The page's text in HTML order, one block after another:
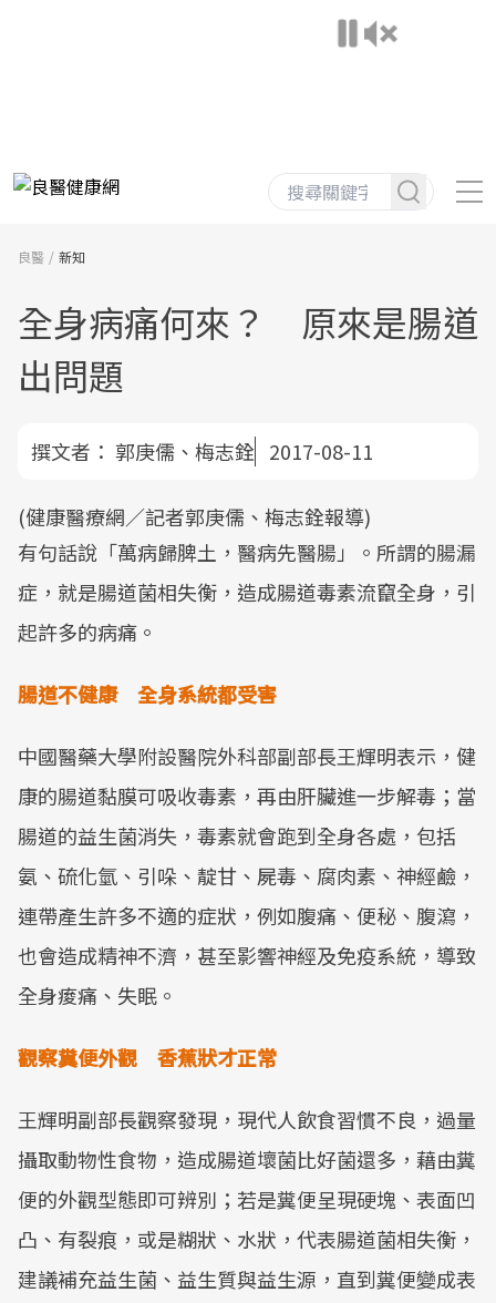
良醫 新知
全身病痛何來？ 原來是腸道
出問題
撰文者： 郭庚儒、梅志銓 2017-08-11
(健康醫療網／記者郭庚儒、梅志銓報導)
有句話說「萬病歸脾土，醫病先醫腸」。所謂的腸漏
症，就是腸道菌相失衡，造成腸道毒素流竄全身，引
起許多的病痛。
腸道不健康 全身系統都受害
中國醫藥大學附設醫院外科部副部長王輝明表示，健
康的腸道黏膜可吸收毒素，再由肝臟進一步解毒；當
腸道的益生菌消失，毒素就會跑到全身各處，包括
氨、硫化氫、引哚、靛甘、屍毒、腐肉素、神經鹼，
連帶產生許多不適的症狀，例如腹痛、便秘、腹瀉，
也會造成精神不濟，甚至影響神經及免疫系統，導致
全身痠痛、失眠。
觀察糞便外觀 香蕉狀才正常
王輝明副部長觀察發現，現代人飲食習慣不良，過量
攝取動物性食物，造成腸道壞菌比好菌還多，藉由糞
便的外觀型態即可辨別；若是糞便呈現硬塊、表面凹
凸、有裂痕，或是糊狀、水狀，代表腸道菌相失衡，
建議補充益生菌、益生質與益生源，直到糞便變成表